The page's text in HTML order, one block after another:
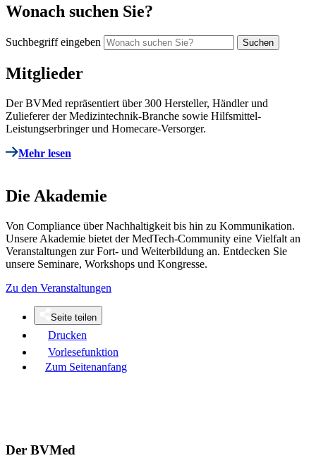
Wonach suchen Sie?
Suchbegriff eingeben
Mitglieder
Der BVMed repräsentiert über 300 Hersteller, Händler und
Zulieferer der Medizintechnik-Branche sowie Hilfsmittel-
Leistungserbringer und Homecare-Versorger.
Mehr lesen
Die Akademie
Von Compliance über Nachhaltigkeit bis hin zu Kommunikation.
Unsere Akademie bietet der MedTech-Community eine Vielfalt an
Veranstaltungen zur Fort- und Weiterbildung an. Entdecken Sie
unsere Seminare, Workshops und Kongresse.
Zu den Veranstaltungen
Seite teilen
Drucken
Vorlesefunktion
Zum Seitenanfang
Der BVMed